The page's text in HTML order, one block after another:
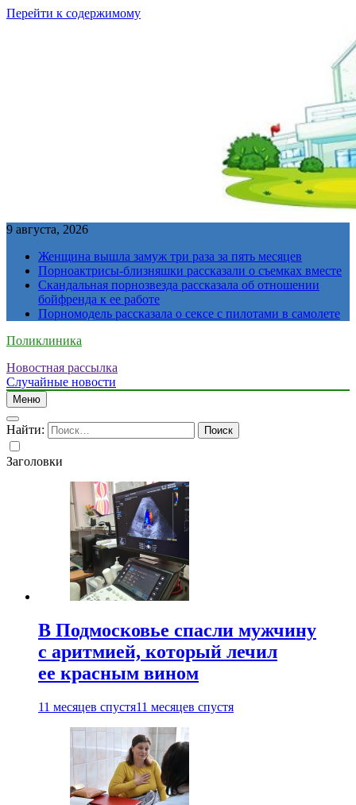
Перейти к содержимому
9 августа, 2026
Женщина вышла замуж три раза за пять месяцев
Порноактрисы-близняшки рассказали о съемках вместе
Скандальная порнозвезда рассказала об отношении
бойфренда к ее работе
Порномодель рассказала о сексе с пилотами в самолете
Поликлиника
Новостная рассылка
Случайные новости
Меню
Найти:
Заголовки
В Подмосковье спасли мужчину
с аритмией, который лечил
ее красным вином
11 месяцев спустя11 месяцев спустя